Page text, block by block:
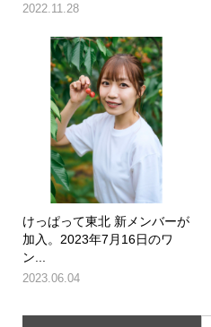
2022.11.28
けっぱって東北 新メンバーが
加入。2023年7月16日のワ
ン...
2023.06.04